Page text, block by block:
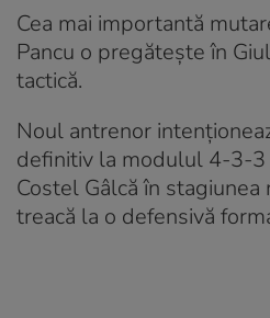
Cea mai importantă
Pancu o pregătește în
tactică.
Noul antrenor
definitiv la modulul 4-3-
Costel Gâlcă în stagiunea
treacă la o defensivă